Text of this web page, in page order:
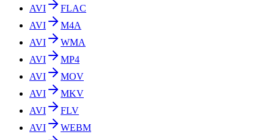
AVI
FLAC
AVI
M4A
AVI
WMA
AVI
MP4
AVI
MOV
AVI
MKV
AVI
FLV
AVI
WEBM